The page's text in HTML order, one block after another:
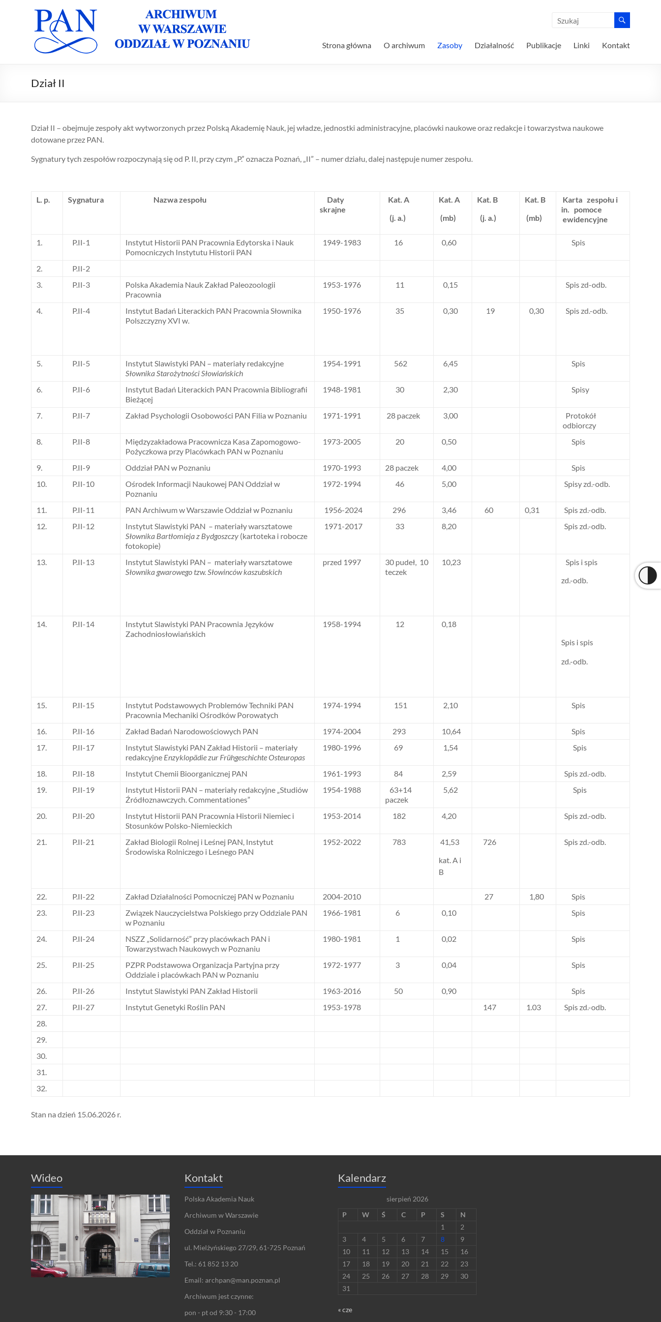
Archiwum
PAN
Oddział w
Poznaniu
Archiwum
PAN w
Warszawie
Oddział w
Strona główna O archiwum Zasoby Działalność Publikacje Linki Kontakt
Dział II
Dział II – obejmuje zespoły akt wytworzonych przez Polską Akademię Nauk, jej władze, jednostki administracyjne, placówki naukowe oraz redakcje i towarzystwa naukowe
dotowane przez PAN.
Sygnatury tych zespołów rozpoczynają się od P. II, przy czym „P.” oznacza Poznań, „II” – numer działu, dalej następuje numer zespołu.
L. p. Sygnatura Nazwa zespołu
Daty
skrajne
Kat. A
(j. a.)
Kat. A
(mb)
Kat. B
(j. a.)
Kat. B
(mb)
Karta zespołu i
in. pomoce
ewidencyjne
1. P.II-1
Instytut Historii PAN Pracownia Edytorska i Nauk
Pomocniczych Instytutu Historii PAN
1949-1983 16 0,60 Spis
2.
P.II-2
3.
P.II-3
Polska Akademia Nauk Zakład Paleozoologii
Pracownia
1953-1976 11 0,15 Spis zd-odb.
4. P.II-4
Instytut Badań Literackich PAN Pracownia Słownika
Polszczyzny XVI w.
1950-1976 35 0,30 19 0,30 Spis zd.-odb.
5. P.II-5
Instytut Slawistyki PAN – materiały redakcyjne
Słownika Starożytności Słowiańskich
1954-1991 562 6,45 Spis
6. P.II-6
Instytut Badań Literackich PAN Pracownia Bibliografii
Bieżącej
1948-1981 30 2,30 Spisy
7. P.II-7 Zakład Psychologii Osobowości PAN Filia w Poznaniu 1971-1991 28 paczek 3,00
Protokół
odbiorczy
8.
P.II-8
Międzyzakładowa Pracownicza Kasa Zapomogowo-
Pożyczkowa przy Placówkach PAN w Poznaniu
1973-2005 20 0,50 Spis
9. P.II-9 Oddział PAN w Poznaniu 1970-1993 28 paczek 4,00
Spis
10.
P.II-10
Ośrodek Informacji Naukowej PAN Oddział w
Poznaniu
1972-1994 46 5,00 Spisy zd.-odb.
11. P.II-11 PAN Archiwum w Warszawie Oddział w Poznaniu 1956-2024 296 3,46 60 0,31
Spis zd.-odb.
12.
P.II-12
Instytut Slawistyki PAN – materiały warsztatowe
Słownika Bartłomieja z Bydgoszczy (kartoteka i robocze
fotokopie)
1971-2017 33 8,20 Spis zd.-odb.
13. P.II-13
Instytut Slawistyki PAN – materiały warsztatowe
Słownika gwarowego tzw. Słowinców kaszubskich
przed 1997
30 pudeł, 10
teczek
10,23
Spis i spis
zd.-odb.
14. P.II-14
Instytut Slawistyki PAN Pracownia Języków
Zachodniosłowiańskich
1958-1994 12
0,18
Spis i spis
zd.-odb.
15. P.II-15
Instytut Podstawowych Problemów Techniki PAN
Pracownia Mechaniki Ośrodków Porowatych
1974-1994 151 2,10 Spis
16. P.II-16 Zakład Badań Narodowościowych PAN 1974-2004 293 10,64
Spis
17.
P.II-17
Instytut Slawistyki PAN Zakład Historii – materiały
redakcyjne Enzyklopädie zur Frühgeschichte Osteuropas
1980-1996 69 1,54 Spis
18. P.II-18 Instytut Chemii Bioorganicznej PAN 1961-1993 84 2,59
Spis zd.-odb.
19.
P.II-19
Instytut Historii PAN – materiały redakcyjne „Studiów
Źródłoznawczych. Commentationes”
1954-1988
63+14
paczek
5,62 Spis
20. P.II-20
Instytut Historii PAN Pracownia Historii Niemiec i
Stosunków Polsko-Niemieckich
1953-2014 182 4,20 Spis zd.-odb.
21. P.II-21
Zakład Biologii Rolnej i Leśnej PAN, Instytut
Środowiska Rolniczego i Leśnego PAN
1952-2022 783
41,53
kat. A i
B
726 Spis zd.-odb.
22. P.II-22 Zakład Działalności Pomocniczej PAN w Poznaniu 2004-2010 27 1,80
Spis
23.
P.II-23
Związek Nauczycielstwa Polskiego przy Oddziale PAN
w Poznaniu
1966-1981 6 0,10 Spis
24. P.II-24
NSZZ „Solidarność” przy placówkach PAN i
Towarzystwach Naukowych w Poznaniu
1980-1981 1 0,02 Spis
25. P.II-25
PZPR Podstawowa Organizacja Partyjna przy
Oddziale i placówkach PAN w Poznaniu
1972-1977 3 0,04 Spis
26. P.II-26 Instytut Slawistyki PAN Zakład Historii 1963-2016 50 0,90
Spis
27.
P.II-27 Instytut Genetyki Roślin PAN 1953-1978 147 1.03
Spis zd.-odb.
28.
29.
30.
31.
32.
Stan na dzień 15.06.2026 r.
Wideo Kontakt
Polska Akademia Nauk
Archiwum w Warszawie
Oddział w Poznaniu
ul. Mielżyńskiego 27/29, 61-725 Poznań
Tel.: 61 852 13 20
Email: archpan@man.poznan.pl
Archiwum jest czynne:
pon - pt od 9:30 - 17:00
Kalendarz
sierpień 2026
P
W Ś C P S
N
1
2
3
4 5 6 7 8
9
10
11 12 13 14 15
16
17
18 19 20 21 22
23
24
25 26 27 28 29
30
31
« cze